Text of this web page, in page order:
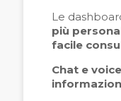
Le
più
facile
Chat e